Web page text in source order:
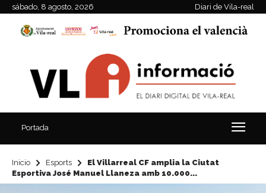
sábado, 8 agosto, 2026 Diari de Vila-real
Portada
Inicio Esports
El Villarreal CF amplia la Ciutat
Esportiva José Manuel Llaneza amb 10.000...